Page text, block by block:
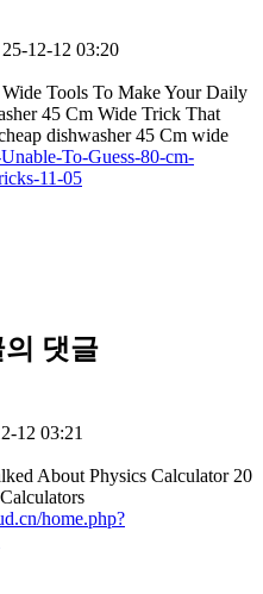
25-12-12 03:20
Tools To Make Your Daily
45 Cm Wide Trick That
dishwasher 45 Cm wide
To-Guess-80-cm-
11-05
의 댓글
12 03:21
About Physics Calculator 20
home.php?